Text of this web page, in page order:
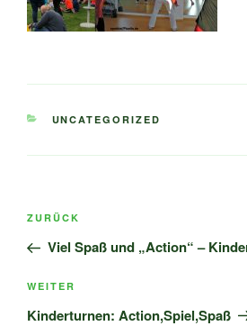
KATEGORIEN
UNCATEGORIZED
Beitragsnavigation
Vorheriger
Beitrag
ZURÜCK
Viel Spaß und „Action“ –
Nächster
Beitrag
WEITER
Kinderturnen: Action,Spiel,Spaß